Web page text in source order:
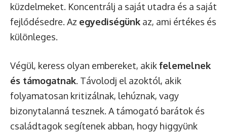
küzdelmeket. Koncentrálj a saját utadra és a saját
fejlődésedre. Az egyediségünk az, ami értékes és
különleges.
Végül, keress olyan embereket, akikfelemelnek
és támogatnak. Távolodj el azoktól, akik
folyamatosan kritizálnak, lehúznak, vagy
bizonytalanná tesznek. A támogató barátok és
családtagok segítenek abban, hogy higgyünk